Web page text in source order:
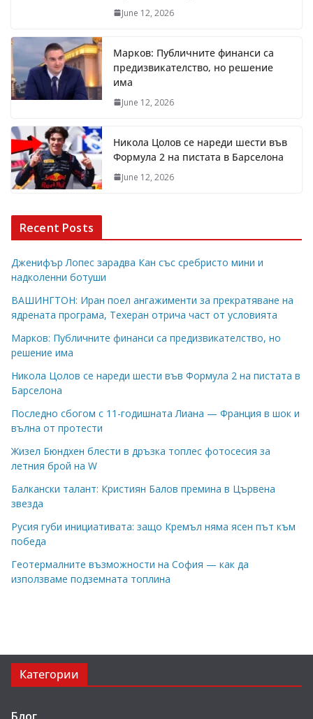
June 12, 2026
Марков: Публичните финанси са
предизвикателство, но решение
има
June 12, 2026
Никола Цолов се нареди шести във
Формула 2 на пистата в Барселона
June 12, 2026
Recent Posts
Дженифър Лопес зарадва Кан със сребристо мини и
надколенни ботуши
ВАШИНГТОН: Иран поел ангажименти за прекратяване на
ядрената програма, Техеран отрича част от условията
Марков: Публичните финанси са предизвикателство, но
решение има
Никола Цолов се нареди шести във Формула 2 на пистата в
Барселона
Последно сбогом с 11-годишната Лиана — Франция в шок и
вълна от протести
Жизел Бюндхен блести в дръзка топлес фотосесия за
летния брой на W
Балкански талант: Кристиян Балов премина в Цървена
звезда
Русия губи инициативата: защо Кремъл няма ясен път към
победа
Геотермалните възможности на София — как да
използваме подземната топлина
Категории